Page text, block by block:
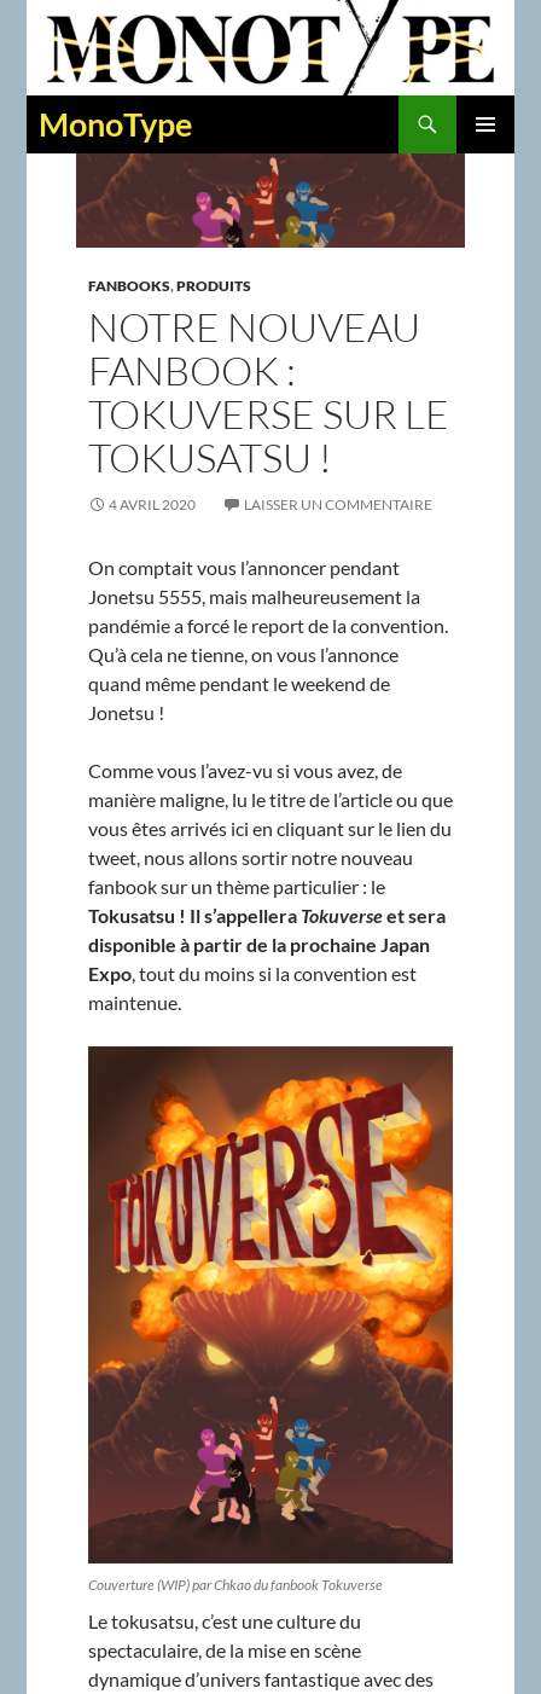
MonoType
Recherche
CONTENU
FANBOOKS,PRODUITS
NOTRE NOUVEAU
FANBOOK :
TOKUVERSE SUR LE
TOKUSATSU !
4 AVRIL 2020 LAISSER UN COMMENTAIRE
On comptait vous l’annoncer pendant
Jonetsu 5555, mais malheureusement la
pandémie a forcé le report de la convention.
Qu’à cela ne tienne, on vous l’annonce
quand même pendant le weekend de
Jonetsu !
Comme vous l’avez-vu si vous avez, de
manière maligne, lu le titre de l’article ou que
vous êtes arrivés ici en cliquant sur le lien du
tweet, nous allons sortir notre nouveau
fanbook sur un thème particulier : le
Tokusatsu ! Il s’appellera Tokuverseet sera
disponible à partir de la prochaine Japan
Expo, tout du moins si la convention est
maintenue.
Couverture (WIP) par Chkao du fanbook Tokuverse
Le tokusatsu, c’est une culture du
spectaculaire, de la mise en scène
dynamique d’univers fantastique avec des